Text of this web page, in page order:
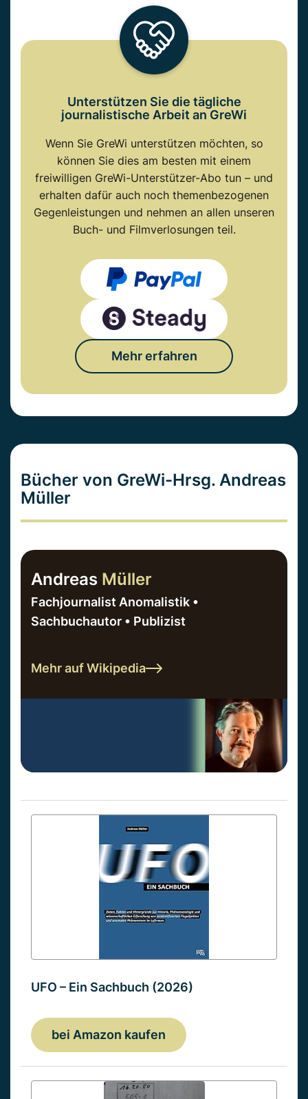
Unterstützen Sie die tägliche
journalistische Arbeit an GreWi
Wenn Sie GreWi unterstützen möchten, so
können Sie dies am besten mit einem
freiwilligen GreWi-Unterstützer-Abo tun – und
erhalten dafür auch noch themenbezogenen
Gegenleistungen und nehmen an allen unseren
Buch- und Filmverlosungen teil.
Mehr erfahren
Bücher von GreWi-Hrsg. Andreas
Müller
Andreas Müller
Fachjournalist Anomalistik •
Sachbuchautor • Publizist
Mehr auf Wikipedia
UFO – Ein Sachbuch (2026)
bei Amazon kaufen